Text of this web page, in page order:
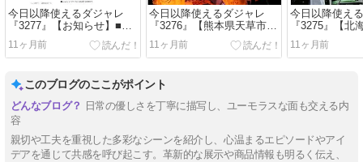
今日以降使えるダジャレ
『3277』【お知らせ】■ダ
ジャレブログ投稿終了《X
では、ダジャレは呟きま
す》
11ヶ月前
今日以降使えるダジャレ
『3276』【熊本県天草市宮
地岳町「道の駅 宮地岳かか
しの里」】■道の駅で「か
かし肝試し」、花嫁姿の妖
「今にも動きだしそうで怖
い」
11ヶ月前
今日以降使え
『3275』【北
柳町の遊園地
に」】■「乗れ
現役日本最古
11ヶ月前
このブログのここがポイント
日常の優しさを丁寧に描写し、ユーモラスな面も交える内
容
親切や工夫を重視した多彩なシーンを紹介し、心温まるエピソードやアイ
デアを通じて共感を呼び起こす。革新的な展示や商品情報も明るく伝え、